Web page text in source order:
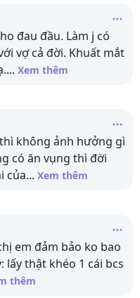
đau đầu. Làm j có
vợ cả đời. Khuất mắt
... Xem thêm
không ảnh hưởng gì
có ăn vụng thì đời
của... Xem thêm
em đảm bảo ko bao
lấy thật khéo 1 cái bcs
thêm